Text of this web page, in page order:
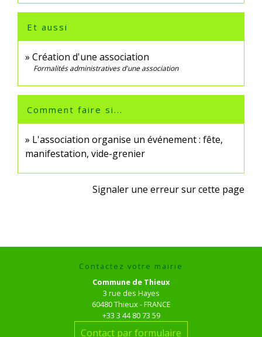
Et aussi
Création d'une association
Formalités administratives d'une association
Comment faire si...
L'association organise un événement : fête,
manifestation, vide-grenier
Signaler une erreur sur cette page
Contactez votre mairie
Commune de Thieux
3 rue des Hayes
60480 Thieux - FRANCE
+33 3 44 80 73 59
Contact par formulaire